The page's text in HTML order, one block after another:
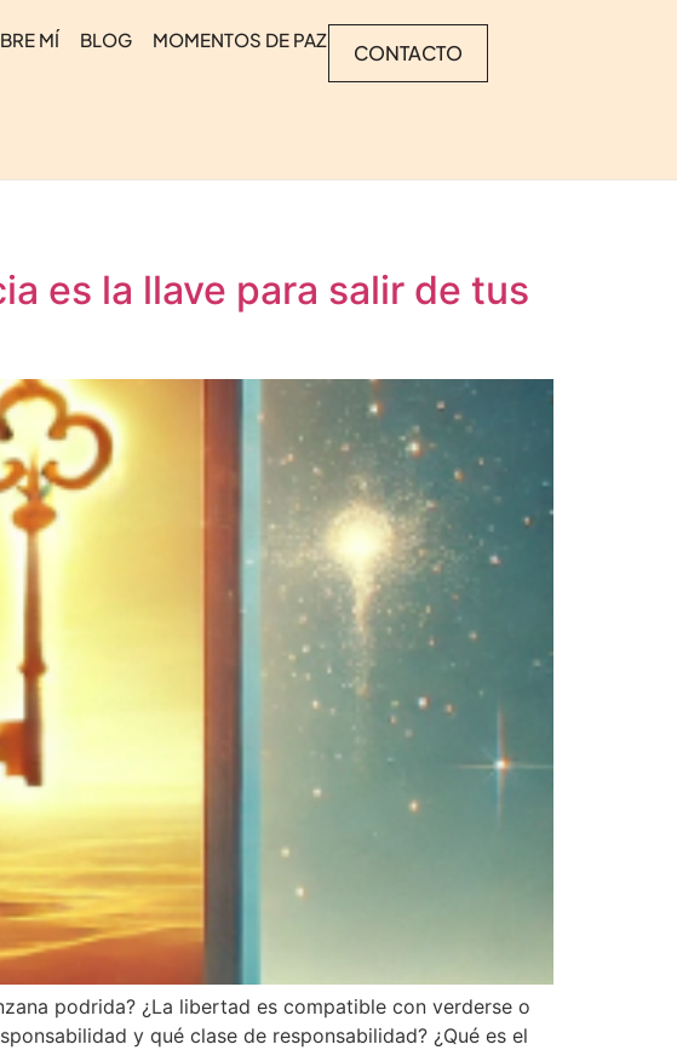
MÍ BLOG MOMENTOS DE PAZ
CONTACTO
es la llave para salir de tus
podrida? ¿La libertad es compatible con verderse o
y qué clase de responsabilidad? ¿Qué es el